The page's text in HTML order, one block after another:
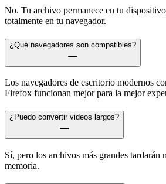
No. Tu archivo permanece en tu
totalmente en tu navegador.
¿Qué navegadores son compatibles?
Los navegadores de escritorio modernos
Firefox funcionan mejor para la mejor
¿Puedo convertir videos largos?
Sí, pero los archivos más grandes tardarán
memoria.